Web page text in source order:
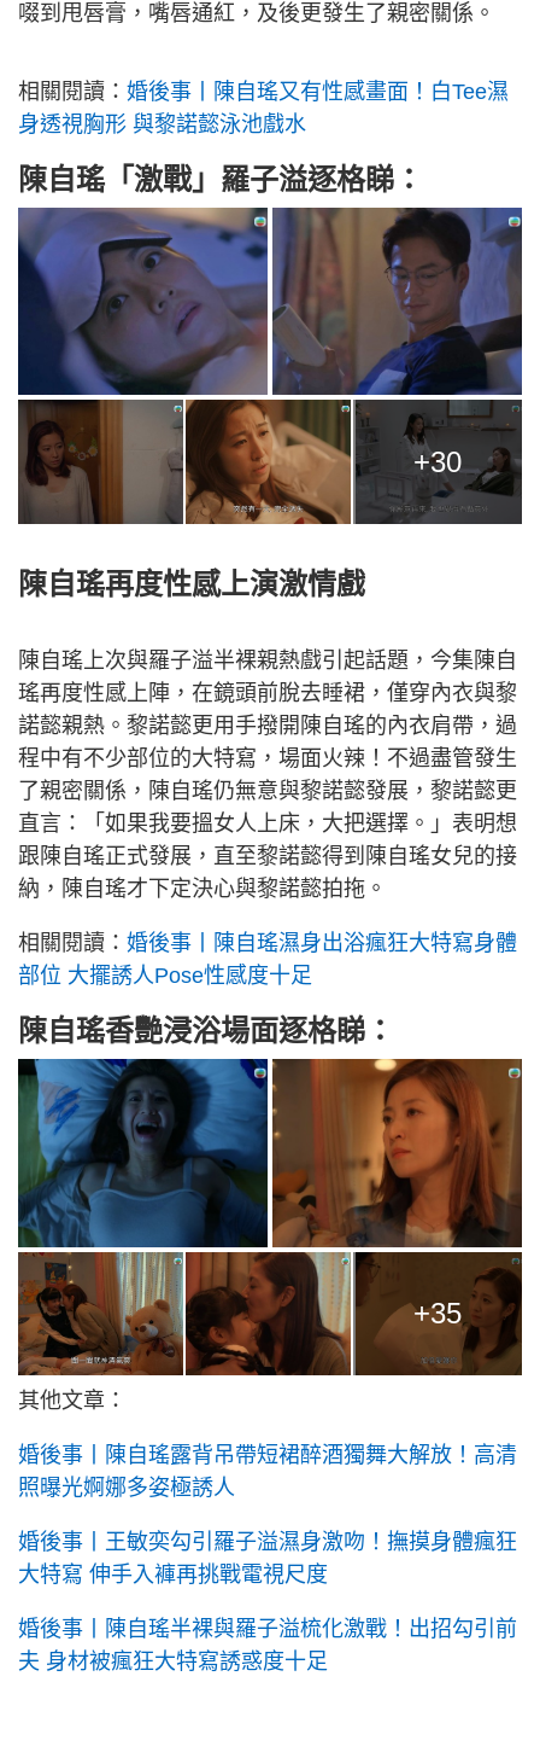
啜到甩唇膏，嘴唇通紅，及後更發生了親密關係。
相關閱讀： 婚後事丨陳自瑤又有性感畫面！白Tee濕
身透視胸形 與黎諾懿泳池戲水
陳自瑤「激戰」羅子溢逐格睇：
+30
陳自瑤再度性感上演激情戲
陳自瑤上次與羅子溢半裸親熱戲引起話題，今集陳自
瑤再度性感上陣，在鏡頭前脫去睡裙，僅穿內衣與黎
諾懿親熱。黎諾懿更用手撥開陳自瑤的內衣肩帶，過
程中有不少部位的大特寫，場面火辣！不過盡管發生
了親密關係，陳自瑤仍無意與黎諾懿發展，黎諾懿更
直言：「如果我要搵女人上床，大把選擇。」表明想
跟陳自瑤正式發展，直至黎諾懿得到陳自瑤女兒的接
納，陳自瑤才下定決心與黎諾懿拍拖。
相關閱讀： 婚後事丨陳自瑤濕身出浴瘋狂大特寫身體
部位 大擺誘人Pose性感度十足
陳自瑤香艷浸浴場面逐格睇：
+35
其他文章：
婚後事丨陳自瑤露背吊帶短裙醉酒獨舞大解放！高清
照曝光婀娜多姿極誘人
婚後事丨王敏奕勾引羅子溢濕身激吻！撫摸身體瘋狂
大特寫 伸手入褲再挑戰電視尺度
婚後事丨陳自瑤半裸與羅子溢梳化激戰！出招勾引前
夫 身材被瘋狂大特寫誘惑度十足